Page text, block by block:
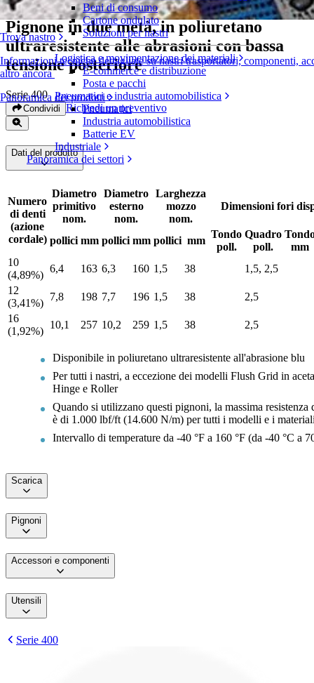
Trova nastro
Informazioni tecniche dettagliate su nastri trasportatori, componenti,
altro ancora
Panoramica dei prodotti
Beni di consumo
Cartone ondulato
Soluzioni per nastri
Logistica e movimentazione dei materiali
E-commerce e distribuzione
Posta e pacchi
Pneumatici e industria automobilistica
Pneumatici
Industria automobilistica
Batterie EV
Industriale
Panoramica dei settori
Pignone in due metà, in poliuretano
ultraresistente alle abrasioni con bassa
tensione posteriore
Serie 400
Condividi Richiedi un preventivo
Dati del prodotto
Numero
di denti
(azione
cordale)
Diametro
primitivo
nom.
Diametro
esterno
nom.
Larghezza
mozzo
nom.
Dimensioni fori
pollici mm pollici mm pollici mm
Tondo
poll.
Quadro
poll.
mm
10
(4,89%)
6,4 163 6,3 160 1,5 38
1,5, 2,5
12
(3,41%)
7,8 198 7,7 196 1,5 38
2,5
16
(1,92%)
10,1 257 10,2 259 1,5 38 2,5
Disponibile in poliuretano ultraresistente all'abrasione blu
Per tutti i nastri, a eccezione dei modelli Flush Grid in
Hinge e Roller
Quando si utilizzano questi pignoni, la massima resistenza
è di 1.000 lbf/ft (14.600 N/m) per tutti i modelli e i
Intervallo di temperature da -40 °F a 160 °F (da -40 °C a
Scarica
Pignoni
Accessori e componenti
Utensili
Serie 400